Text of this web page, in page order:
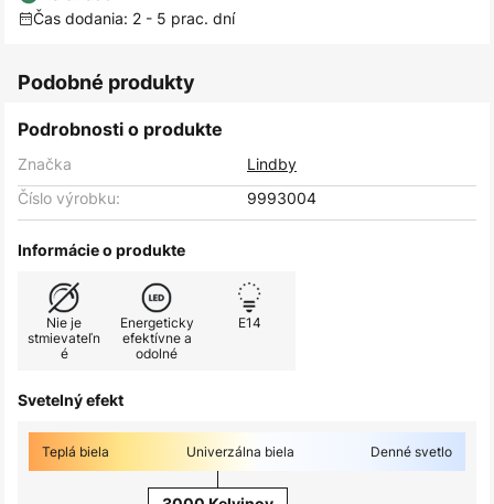
Čas dodania: 2 - 5 prac. dní
Podobné produkty
Podrobnosti o produkte
Značka
Lindby
Číslo výrobku:
9993004
Informácie o produkte
Nie je
stmievateľn
é
Energeticky
efektívne a
odolné
E14
Svetelný efekt
Teplá biela Univerzálna biela Denné svetlo